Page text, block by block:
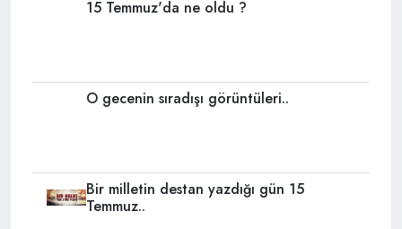
15 Temmuz'da ne oldu ?
O gecenin sıradışı görüntüleri..
Bir milletin destan yazdığı gün 15
Temmuz..